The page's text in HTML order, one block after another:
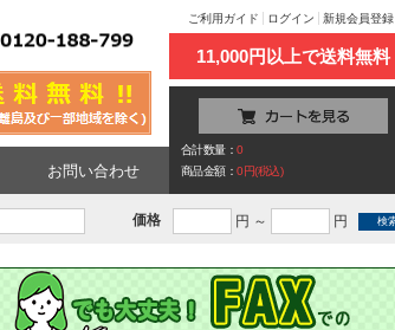
ご利用ガイド ログイン 新規会員登録
11,000円以上で送料無料
合計数量：0
商品金額：0円(税込)
お問い合わせ
価格 円 ～ 円